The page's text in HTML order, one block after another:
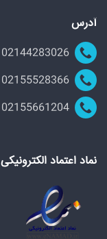
آدرس
نماد اعتماد الکترونیکی